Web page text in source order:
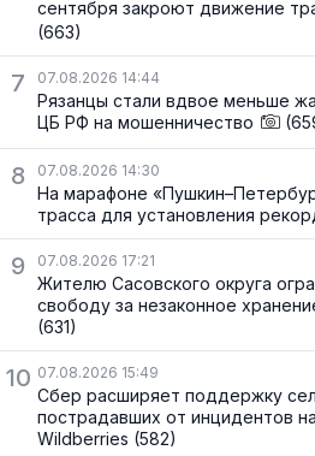
сентября закроют движение
(663)
7 07.08.2026 14:44
Рязанцы стали вдвое меньше
ЦБ РФ на мошенничество
8 07.08.2026 14:30
На марафоне
трасса для установления
9 07.08.2026 17:21
Жителю Сасовского округа
свободу за незаконное
(631)
10 07.08.2026 15:49
Сбер расширяет поддержку
пострадавших от инцидентов
Wildberries (582)